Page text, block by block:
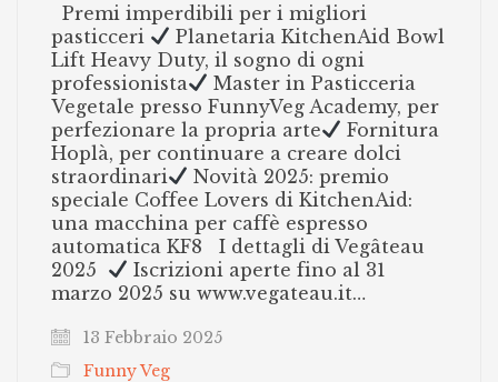
Premi imperdibili per i migliori
pasticceri
Planetaria KitchenAid Bowl
Lift Heavy Duty, il sogno di ogni
professionista
Master in Pasticceria
Vegetale presso FunnyVeg Academy, per
perfezionare la propria arte
Fornitura
Hoplà, per continuare a creare dolci
straordinari
Novità 2025: premio
speciale Coffee Lovers di KitchenAid:
una macchina per caffè espresso
automatica KF8 I dettagli di Vegâteau
2025
Iscrizioni aperte fino al 31
marzo 2025 su www.vegateau.it…
13 Febbraio 2025
Funny Veg